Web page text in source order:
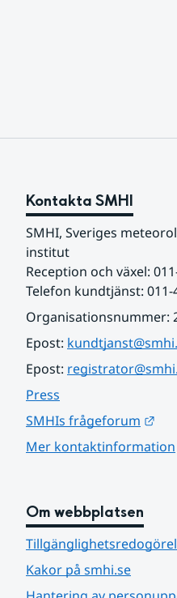
Kontakta SMHI
SMHI, Sveriges
institut
Reception och växel:
Telefon kundtjänst: 011-
Organisationsnummer:
Epost:
Epost:
Press
SMHIs frågeforum
Mer kontaktinformation
Om webbplatsen
Kakor på smhi.se